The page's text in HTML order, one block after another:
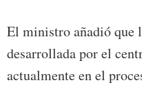
El ministro añadió que
desarrollada por el
actualmente en el